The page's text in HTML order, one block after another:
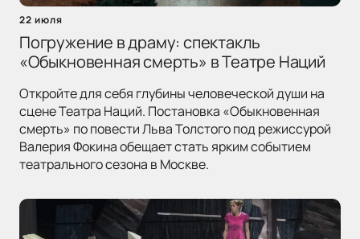
22 июля
Погружение в драму: спектакль
«Обыкновенная смерть» в Театре Наций
Откройте для себя глубины человеческой души на
сцене Театра Наций. Постановка «Обыкновенная
смерть» по повести Льва Толстого под режиссурой
Валерия Фокина обещает стать ярким событием
театрального сезона в Москве.